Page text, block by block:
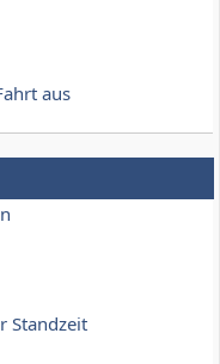
aus
Standzeit